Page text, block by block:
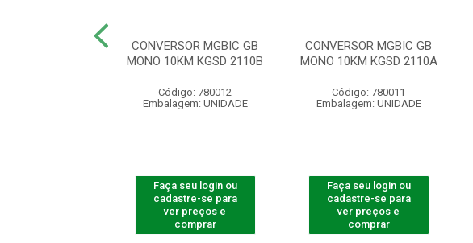
CONVERSOR MGBIC GB
MONO 10KM KGSD 2110B
Código: 780012
Embalagem: UNIDADE
Faça seu login ou
cadastre-se para
ver preços e
comprar
CONVERSOR MGBIC GB
MONO 10KM KGSD 2110A
Código: 780011
Embalagem: UNIDADE
Faça seu login ou
cadastre-se para
ver preços e
comprar